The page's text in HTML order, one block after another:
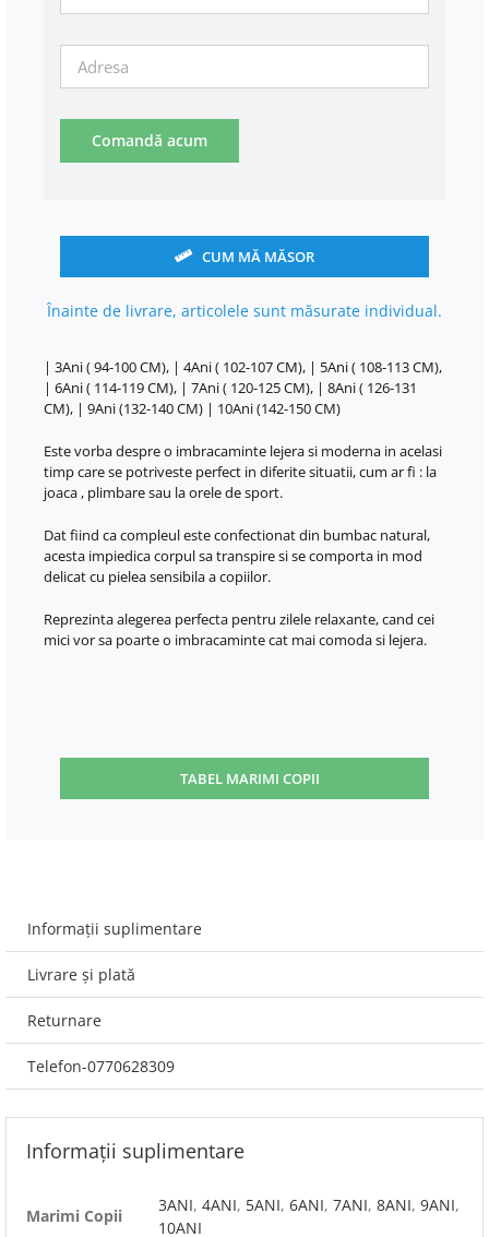
Comandă acum
CUM MĂ MĂSOR
Înainte de livrare, articolele sunt măsurate individual.
| 3Ani ( 94-100 CM), | 4Ani ( 102-107 CM), | 5Ani ( 108-113 CM),
| 6Ani ( 114-119 CM), | 7Ani ( 120-125 CM), | 8Ani ( 126-131
CM), | 9Ani (132-140 CM) | 10Ani (142-150 CM)
Este vorba despre o imbracaminte lejera si moderna in acelasi
timp care se potriveste perfect in diferite situatii, cum ar fi : la
joaca , plimbare sau la orele de sport.
Dat fiind ca compleul este confectionat din bumbac natural,
acesta impiedica corpul sa transpire si se comporta in mod
delicat cu pielea sensibila a copiilor.
Reprezinta alegerea perfecta pentru zilele relaxante, cand cei
mici vor sa poarte o imbracaminte cat mai comoda si lejera.
TABEL MARIMI COPII
Informații suplimentare
Livrare și plată
Returnare
Telefon-0770628309
Informații suplimentare
Marimi Copii
3ANI, 4ANI, 5ANI, 6ANI, 7ANI, 8ANI, 9ANI,
10ANI